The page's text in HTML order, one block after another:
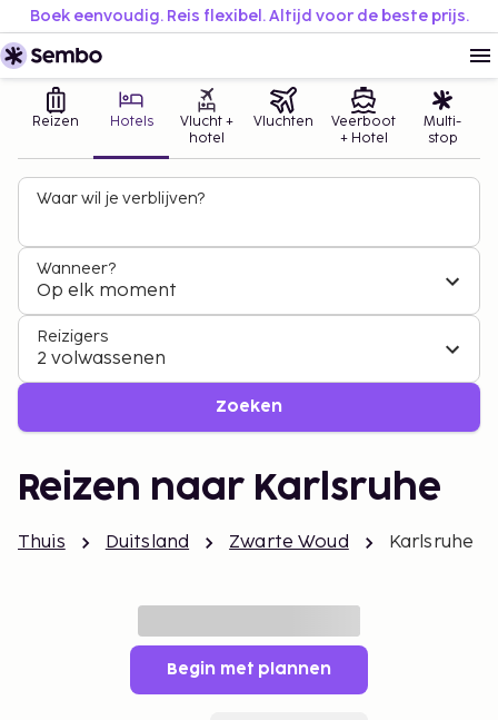
Boek eenvoudig. Reis flexibel. Altijd voor de beste prijs.
Reizen Hotels
Vlucht +
hotel
Vluchten
Veerboot
+ Hotel
Multi-
stop
Waar wil je verblijven?
Wanneer?
Op elk moment
Reizigers
2 volwassenen
Zoeken
Reizen naar Karlsruhe
Thuis Duitsland Zwarte Woud Karlsruhe
Begin met plannen